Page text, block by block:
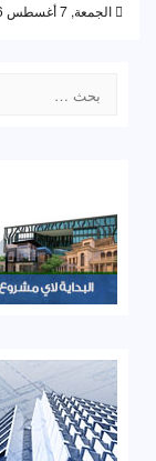
الجمعة, 7 أغسطس 2026, 2:39 م
عن: